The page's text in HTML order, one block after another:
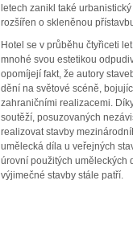
letech zanikl také
rozšířen o skleněnou
Hotel se v průběhu čtyřiceti
mnohé svou estetikou
opomíjejí fakt, že autory
dění na světové scéně,
zahraničními realizacemi.
soutěží, posuzovaných
realizovat stavby
umělecká díla u veřejných
úrovní použitých uměleckých
výjimečné stavby stále patří.